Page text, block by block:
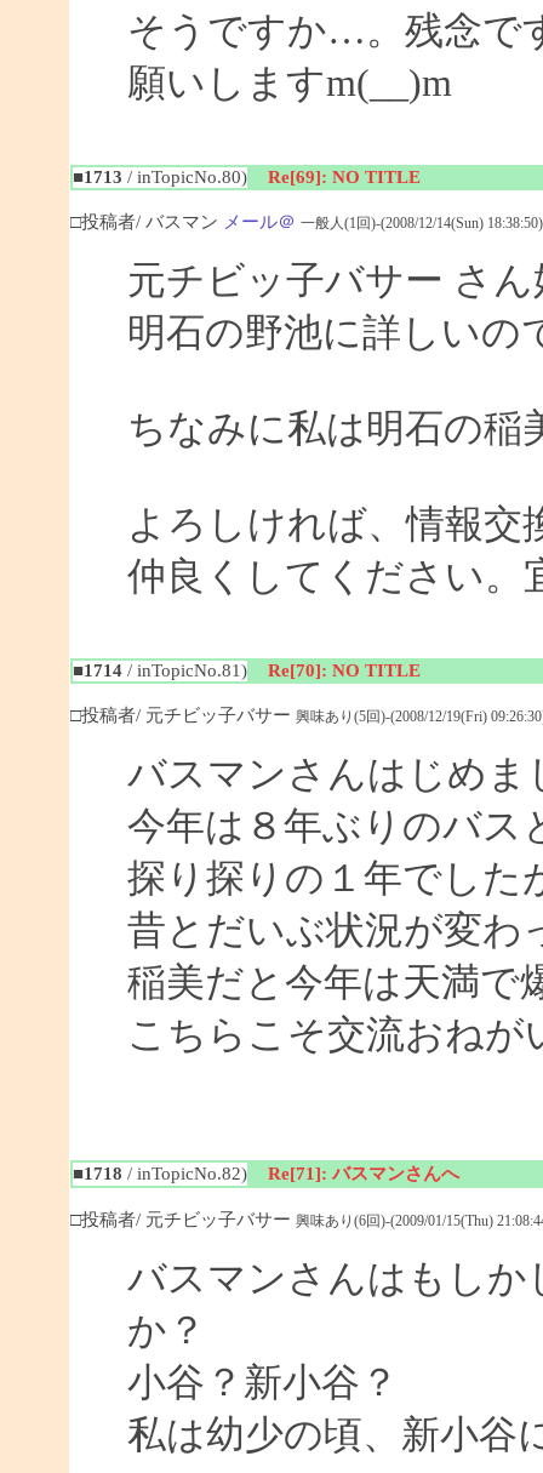
そうですか…。残念で
願いしますm(__)m
■1713 / inTopicNo.80) Re[69]: NO TITLE
□投稿者/ バスマン メール＠ 一般人(1回)-(2008/12/14(Sun) 18:38:50)
元チビッ子バサー さ
明石の野池に詳しいの
ちなみに私は明石の稲
よろしければ、情報交
仲良くしてください。
■1714/ inTopicNo.81) Re[70]: NO TITLE
□投稿者/ 元チビッ子バサー 興味あり(5回)-(2008/12/19(Fri)
バスマンさんはじめま
今年は８年ぶりのバス
探り探りの１年でした
昔とだいぶ状況が変わ
稲美だと今年は天満で
こちらこそ交流おねが
■1718 / inTopicNo.82) Re[71]: バスマンさんへ
□投稿者/ 元チビッ子バサー 興味あり(6回)-(2009/01/15(Thu)
バスマンさんはもしか
か？
小谷？新小谷？
私は幼少の頃、新小谷